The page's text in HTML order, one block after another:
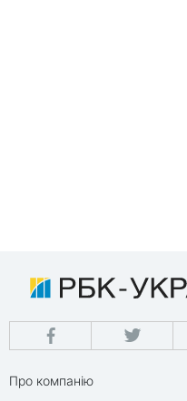
Про компанію